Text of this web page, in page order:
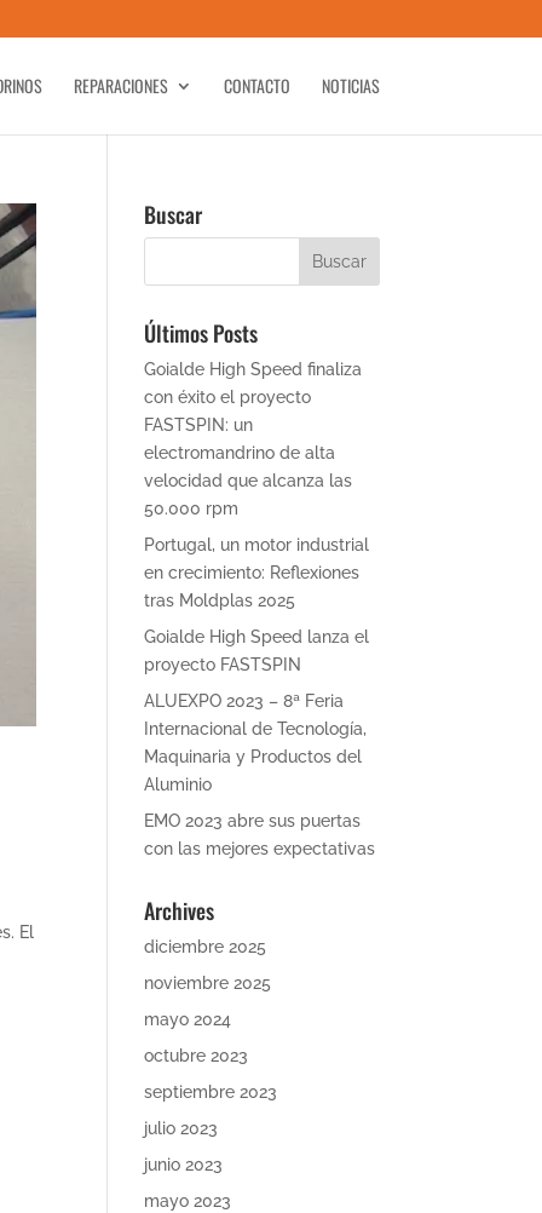
REPARACIONES CONTACTO NOTICIAS
El
Buscar
Últimos Posts
Goialde High Speed finaliza
con éxito el proyecto
FASTSPIN: un
electromandrino de alta
velocidad que alcanza las
50.000 rpm
Portugal, un motor industrial
en crecimiento: Reflexiones
tras Moldplas 2025
Goialde High Speed lanza el
proyecto FASTSPIN
ALUEXPO 2023 – 8ª Feria
Internacional de Tecnología,
Maquinaria y Productos del
Aluminio
EMO 2023 abre sus puertas
con las mejores expectativas
Archives
diciembre 2025
noviembre 2025
mayo 2024
octubre 2023
septiembre 2023
julio 2023
junio 2023
mayo 2023